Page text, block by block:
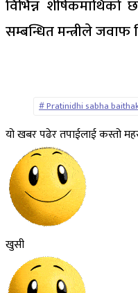
विभिन्न
सम्बन्धित मन्त्रीले जवाफ
Pratinidhi sabha
यो खबर पढेर तपाईलाई कस्तो
खुसी